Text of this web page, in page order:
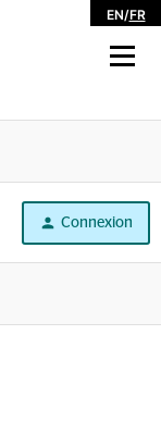
EN/FR
Connexion